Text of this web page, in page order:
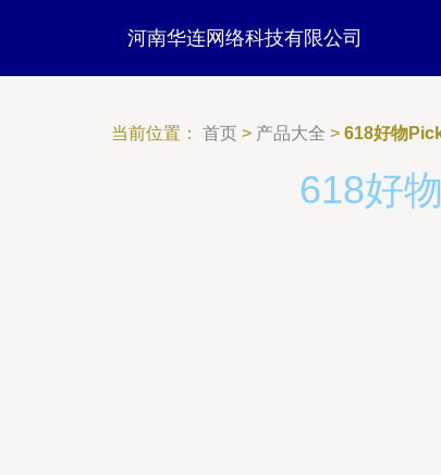
河南华连网络科技有限公司
当前位置： 首页 > 产品大全 > 618好物
618好